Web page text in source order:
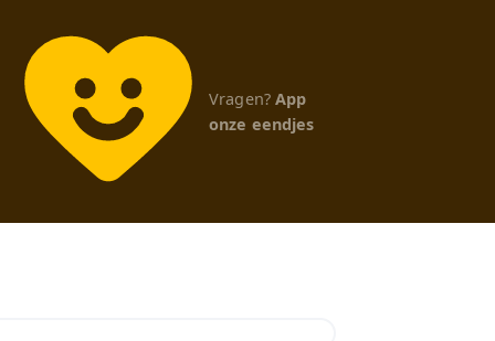
Vragen? App
onze eendjes